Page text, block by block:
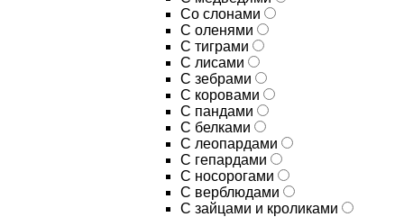
Со слонами
С оленями
С тиграми
С лисами
С зебрами
С коровами
С пандами
С белками
С леопардами
С гепардами
С носорогами
С верблюдами
С зайцами и кроликами